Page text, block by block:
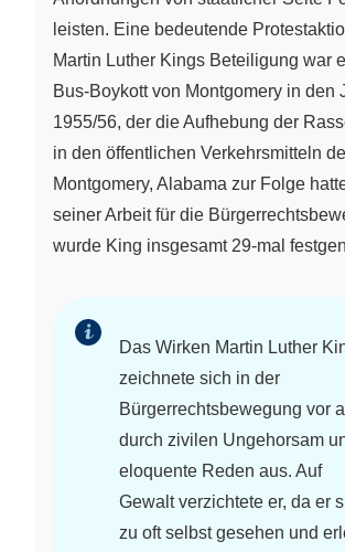
leisten. Eine bedeutende
Martin Luther Kings Beteiligung war
Bus-Boykott von Montgomery in den
1955/56, der die Aufhebung der
in den öffentlichen Verkehrsmitteln
Montgomery, Alabama zur Folge
seiner Arbeit für die
wurde King insgesamt 29-mal
Das Wirken Martin Luther
zeichnete sich in der
Bürgerrechtsbewegung vor
durch zivilen Ungehorsam
eloquente Reden aus. Auf
Gewalt verzichtete er, da er
zu oft selbst gesehen und